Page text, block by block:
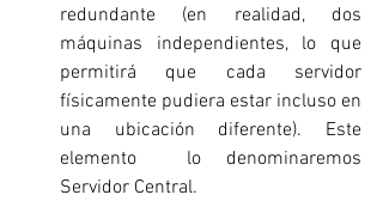
redundante (en realidad, dos
máquinas independientes, lo que
permitirá que cada servidor
físicamente pudiera estar incluso en
una ubicación diferente). Este
elemento  lo denominaremos
Servidor Central.